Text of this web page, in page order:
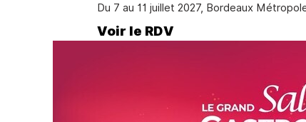
Du 7 au 11 juillet 2027, Bordeaux
Voir le RDV